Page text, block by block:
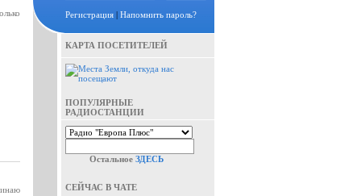
Регистрация | Напомнить пароль?
КАРТА ПОСЕТИТЕЛЕЙ
ПОПУЛЯРНЫЕ
РАДИОСТАНЦИИ
Остальное ЗДЕСЬ
СЕЙЧАС В ЧАТЕ